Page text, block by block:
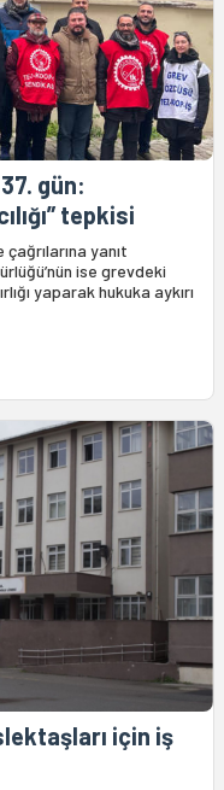
gün:
tepkisi
yanıt
ise grevdeki
yaparak hukuka aykırı
için iş